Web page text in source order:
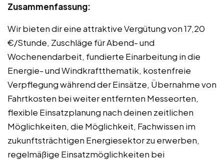
Zusammenfassung:
Wir bieten dir eine attraktive Vergütung von 17,20
€/Stunde, Zuschläge für Abend- und
Wochenendarbeit, fundierte Einarbeitung in die
Energie- und Windkraftthematik, kostenfreie
Verpflegung während der Einsätze, Übernahme von
Fahrtkosten bei weiter entfernten Messeorten,
flexible Einsatzplanung nach deinen zeitlichen
Möglichkeiten, die Möglichkeit, Fachwissen im
zukunftsträchtigen Energiesektor zu erwerben,
regelmäßige Einsatzmöglichkeiten bei